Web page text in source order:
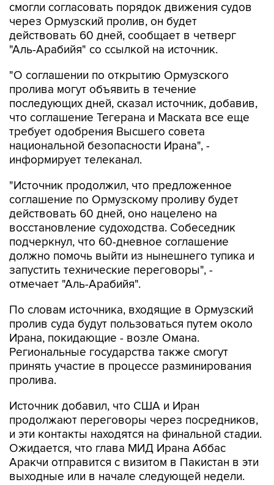
смогли согласовать порядок движения судов
через Ормузский пролив, он будет
действовать 60 дней, сообщает в четверг
"Аль-Арабийя" со ссылкой на источник.
"О соглашении по открытию Ормузского
пролива могут объявить в течение
последующих дней, сказал источник, добавив,
что соглашение Тегерана и Маската все еще
требует одобрения Высшего совета
национальной безопасности Ирана", -
информирует телеканал.
"Источник продолжил, что предложенное
соглашение по Ормузскому проливу будет
действовать 60 дней, оно нацелено на
восстановление судоходства. Собеседник
подчеркнул, что 60-дневное соглашение
должно помочь выйти из нынешнего тупика и
запустить технические переговоры", -
отмечает "Аль-Арабийя".
По словам источника, входящие в Ормузский
пролив суда будут пользоваться путем около
Ирана, покидающие - возле Омана.
Региональные государства также смогут
принять участие в процессе разминирования
пролива.
Источник добавил, что США и Иран
продолжают переговоры через посредников,
и эти контакты находятся на финальной стадии.
Ожидается, что глава МИД Ирана Аббас
Аракчи отправится с визитом в Пакистан в эти
выходные или в начале следующей недели.